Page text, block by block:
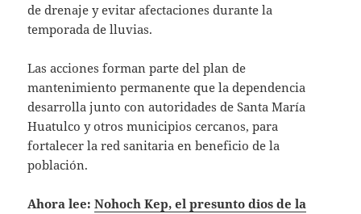
de drenaje y evitar afectaciones durante la
temporada de lluvias.
Las acciones forman parte del plan de
mantenimiento permanente que la dependencia
desarrolla junto con autoridades de Santa María
Huatulco y otros municipios cercanos, para
fortalecer la red sanitaria en beneficio de la
población.
Ahora lee:Nohoch Kep, el presunto dios de la